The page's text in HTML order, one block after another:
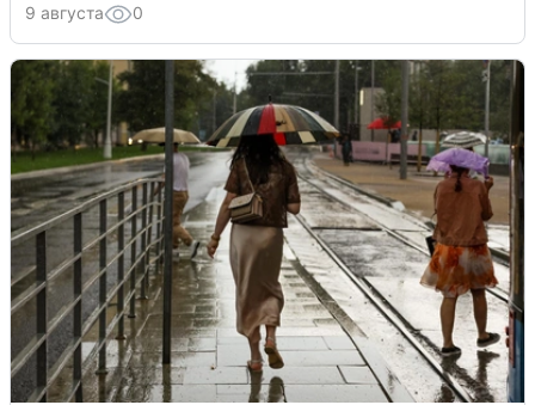
9 августа 0